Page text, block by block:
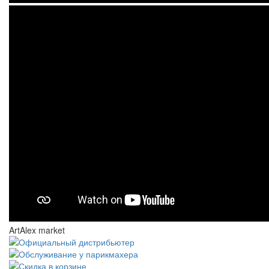
ArtAlex market